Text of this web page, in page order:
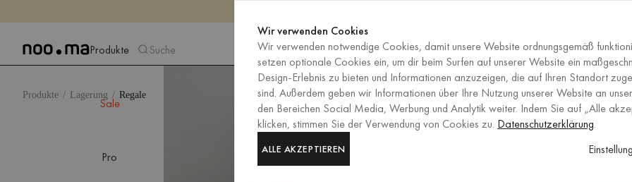
Produkte
Sale
Pro
Suche DE/EURAUSWAHL VON
Produkte Lagerung Regale
Wir verwenden Cookies
Wir verwenden notwendige Cookies, damit unsere Website ordnungsgemäß
setzen optionale Cookies ein, um dir beim Surfen auf unserer Website ein
Design-Erlebnis zu bieten und Informationen anzuzeigen, die auf Ihren Standort
sind. Außerdem geben wir Informationen über Ihre Nutzung unserer Website an
den Bereichen Social Media, Werbung und Analytik weiter. Indem Sie auf „Alle
klicken, stimmen Sie der Verwendung von Cookies zu. Datenschutzerklärung.
ALLE AKZEPTIEREN